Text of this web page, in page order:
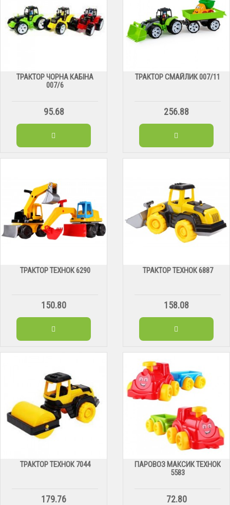
ТРАКТОР ЧОРНА КАБІНА
007/6
95.68
ТРАКТОР СМАЙЛИК 007/11
256.88
ТРАКТОР ТЕХНОК 6290
150.80
ТРАКТОР ТЕХНОК 6887
158.08
ТРАКТОР ТЕХНОК 7044
179.76
ПАРОВОЗ МАКСИК ТЕХНОК
5583
72.80